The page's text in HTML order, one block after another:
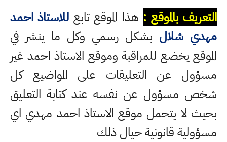
التعريف بالموقع : هذا الموقع تابع للاستاذ احمد
مهدي شلال بشكل رسمي وكل ما ينشر في
الموقع يخضع للمراقبة وموقع الاستاذ احمد غير
مسؤول عن التعليقات على المواضيع كل
شخص مسؤول عن نفسه عند كتابة التعليق
بحيث لا يتحمل موقع الاستاذ احمد مهدي اي
مسؤولية قانونية حيال ذلك